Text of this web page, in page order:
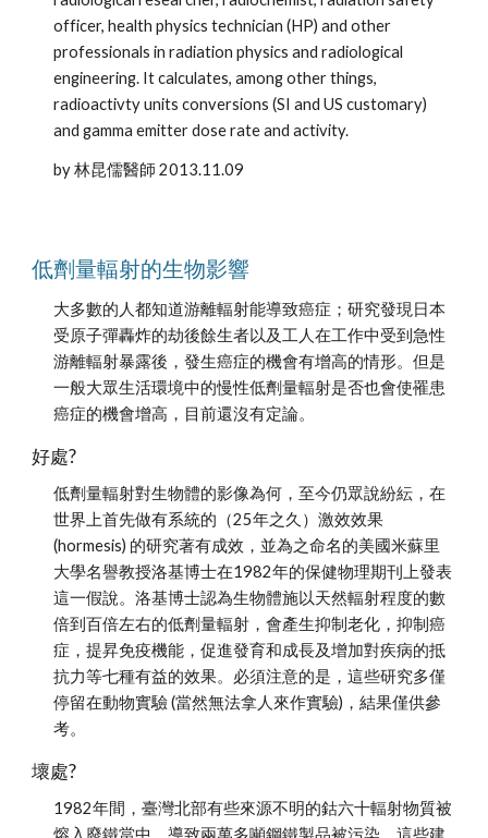
officer, health physics technician (HP) and other
professionals in radiation physics and radiological
engineering. It calculates, among other things,
radioactivty units conversions (SI and US customary)
and gamma emitter dose rate and activity.
by 林昆儒醫師 2013.11.09
低劑量輻射的生物影響
大多數的人都知道游離輻射能導致癌症；研究發現日本
受原子彈轟炸的劫後餘生者以及工人在工作中受到急性
游離輻射暴露後，發生癌症的機會有增高的情形。但是
一般大眾生活環境中的慢性低劑量輻射是否也會使罹患
癌症的機會增高，目前還沒有定論。
好處?
低劑量輻射對生物體的影像為何，至今仍眾說紛紜，在
世界上首先做有系統的（25年之久）激效效果
(hormesis) 的研究著有成效，並為之命名的美國米蘇里
大學名譽教授洛基博士在1982年的保健物理期刊上發表
這一假說。洛基博士認為生物體施以天然輻射程度的數
倍到百倍左右的低劑量輻射，會產生抑制老化，抑制癌
症，提昇免疫機能，促進發育和成長及增加對疾病的抵
抗力等七種有益的效果。必須注意的是，這些研究多僅
停留在動物實驗 (當然無法拿人來作實驗)，結果僅供參
考。
壞處?
1982年間，臺灣北部有些來源不明的鈷六十輻射物質被
熔入廢鐵當中，導致兩萬多噸鋼鐵製品被污染，這些建